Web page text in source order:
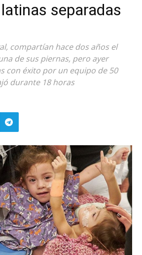
separadas
compartían hace dos años el
de sus piernas, pero ayer
con éxito por un equipo de 50
durante 18 horas